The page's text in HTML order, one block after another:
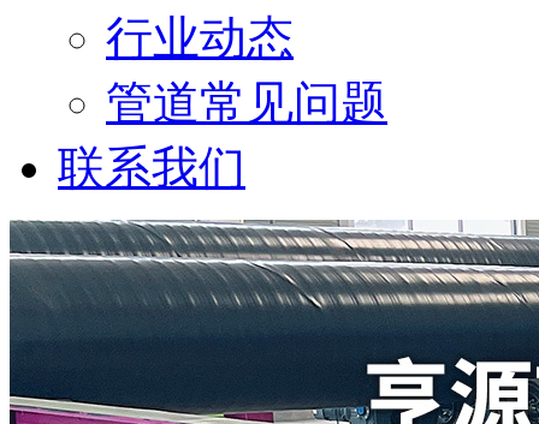
行业动态
管道常见问题
联系我们